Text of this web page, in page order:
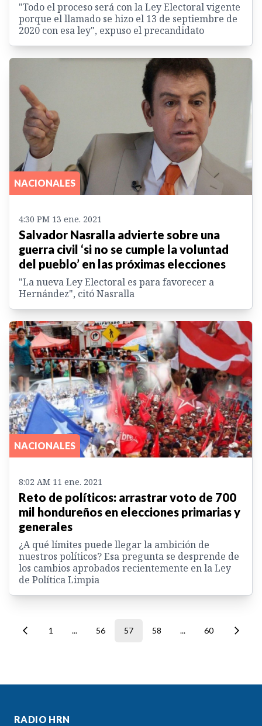
"Todo el proceso será con la Ley Electoral vigente
porque el llamado se hizo el 13 de septiembre de
2020 con esa ley", expuso el precandidato
NACIONALES
4:30 PM 13 ene. 2021
Salvador Nasralla advierte sobre una
guerra civil ‘si no se cumple la voluntad
del pueblo’ en las próximas elecciones
"La nueva Ley Electoral es para favorecer a
Hernández", citó Nasralla
NACIONALES
8:02 AM 11 ene. 2021
Reto de políticos: arrastrar voto de 700
mil hondureños en elecciones primarias y
generales
¿A qué límites puede llegar la ambición de
nuestros políticos? Esa pregunta se desprende de
los cambios aprobados recientemente en la Ley
de Política Limpia
1 ... 56 57 58 ... 60
RADIO HRN